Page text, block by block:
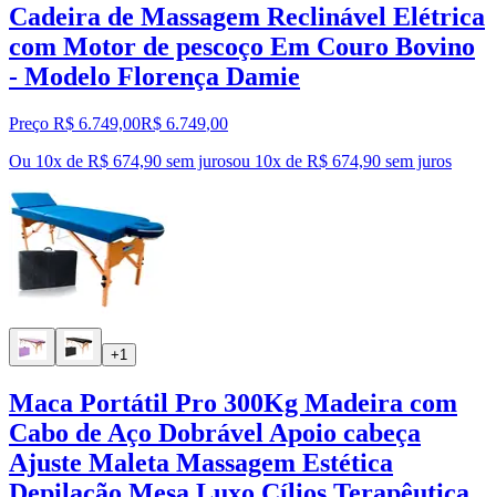
Cadeira de Massagem Reclinável Elétrica
com Motor de pescoço Em Couro Bovino
- Modelo Florença Damie
Preço R$ 6.749,00R$ 6.749,00
Ou 10x de R$ 674,90 sem jurosou 10x de R$ 674,90 sem juros
+1
Maca Portátil Pro 300Kg Madeira com
Cabo de Aço Dobrável Apoio cabeça
Ajuste Maleta Massagem Estética